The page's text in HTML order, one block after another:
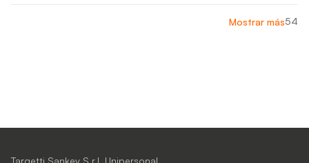
Mostrar más54
Targetti Sankey S.r.l. Unipersonal